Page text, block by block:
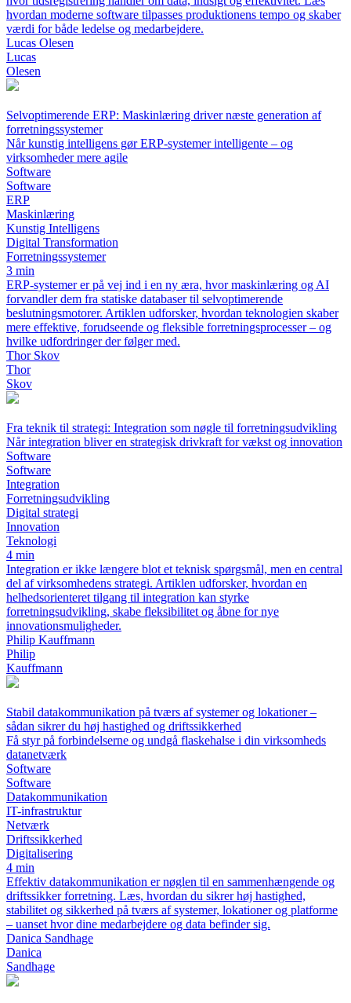
hvordan moderne software tilpasses produktionens tempo og skaber
værdi for både ledelse og medarbejdere.
Lucas Olesen
Lucas
Olesen
Selvoptimerende ERP: Maskinlæring driver næste generation af
forretningssystemer
Når kunstig intelligens gør ERP-systemer intelligente – og
virksomheder mere agile
Software
Software
ERP
Maskinlæring
Kunstig Intelligens
Digital Transformation
Forretningssystemer
3 min
ERP-systemer er på vej ind i en ny æra, hvor maskinlæring og AI
forvandler dem fra statiske databaser til selvoptimerende
beslutningsmotorer. Artiklen udforsker, hvordan teknologien skaber
mere effektive, forudseende og fleksible forretningsprocesser – og
hvilke udfordringer der følger med.
Thor Skov
Thor
Skov
Fra teknik til strategi: Integration som nøgle til forretningsudvikling
Når integration bliver en strategisk drivkraft for vækst og innovation
Software
Software
Integration
Forretningsudvikling
Digital strategi
Innovation
Teknologi
4 min
Integration er ikke længere blot et teknisk spørgsmål, men en central
del af virksomhedens strategi. Artiklen udforsker, hvordan en
helhedsorienteret tilgang til integration kan styrke
forretningsudvikling, skabe fleksibilitet og åbne for nye
innovationsmuligheder.
Philip Kauffmann
Philip
Kauffmann
Stabil datakommunikation på tværs af systemer og lokationer –
sådan sikrer du høj hastighed og driftssikkerhed
Få styr på forbindelserne og undgå flaskehalse i din virksomheds
datanetværk
Software
Software
Datakommunikation
IT-infrastruktur
Netværk
Driftssikkerhed
Digitalisering
4 min
Effektiv datakommunikation er nøglen til en sammenhængende og
driftssikker forretning. Læs, hvordan du sikrer høj hastighed,
stabilitet og sikkerhed på tværs af systemer, lokationer og platforme
– uanset hvor dine medarbejdere og data befinder sig.
Danica Sandhage
Danica
Sandhage